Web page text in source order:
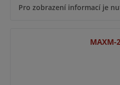
Pro zobrazení informací je
MAXM-